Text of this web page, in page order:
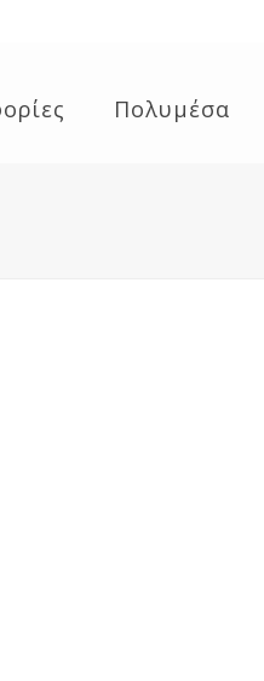
Πολυμέσα